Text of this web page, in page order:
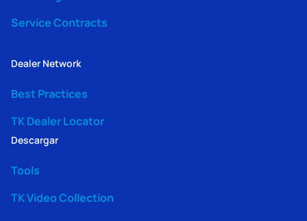
Service Contracts
Dealer Network
Best Practices
TK Dealer Locator
Descargar
Tools
TK Video Collection